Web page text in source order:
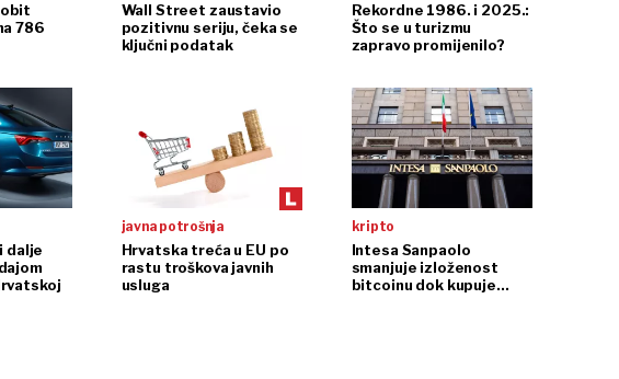
786
Wall Street zaustavio
pozitivnu seriju, čeka se
ključni podatak
Rekordne 1986. i 2025.:
Što se u turizmu
zapravo promijenilo?
dalje
javna potrošnja
Hrvatska treća u EU po
rastu troškova javnih
usluga
kripto
Intesa Sanpaolo
smanjuje izloženost
bitcoinu dok kupuje